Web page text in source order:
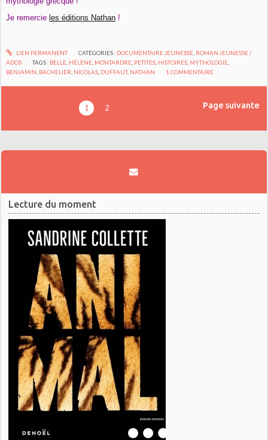
Je remercie les éditions Nathan !
LIEN PERMANENT CATÉGORIES : DOCUMENTAIRE JEUNESSE, ROMAN JEUNESSE /
ADOS
TAGS : BELLE HÉLÈNE MONTARDRE PETITES HISTOIRES MYTHOLOGIE
BENJAMIN BACHELIER NICOLAS DUFFAUT, NATHAN 1 COMMENTAIRE
1 2 Page suivante
Lecture du moment